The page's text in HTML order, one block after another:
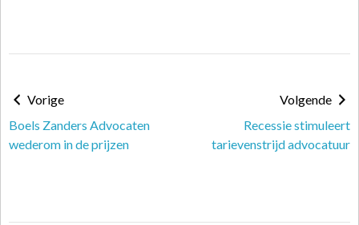
Vorige
Boels Zanders Advocaten
wederom in de prijzen
Volgende
Recessie stimuleert
tarievenstrijd advocatuur